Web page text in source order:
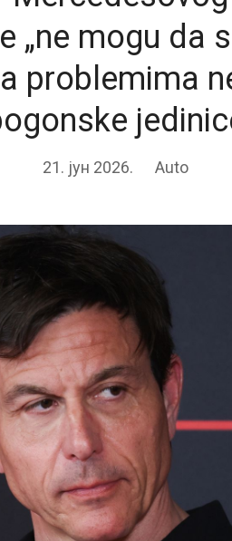
„ne mogu da
problemima
21. јун 2026. Auto